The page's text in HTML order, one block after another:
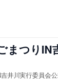
まつりIN
井川実行委員会